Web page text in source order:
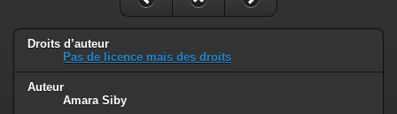
Droits d’auteur
Pas de licence mais des droits
Auteur
Amara Siby